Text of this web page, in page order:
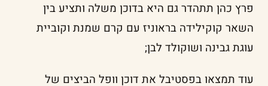
פרץ כהן תתהדר גם היא בדוכן משלה ותציע בין
השאר קוקילידה בראוניז עם קרם שמנת וקוביית
עוגת גבינה ושוקולד לבן;
עוד תמצאו בפסטיבל את דוכן וופל הביצים של